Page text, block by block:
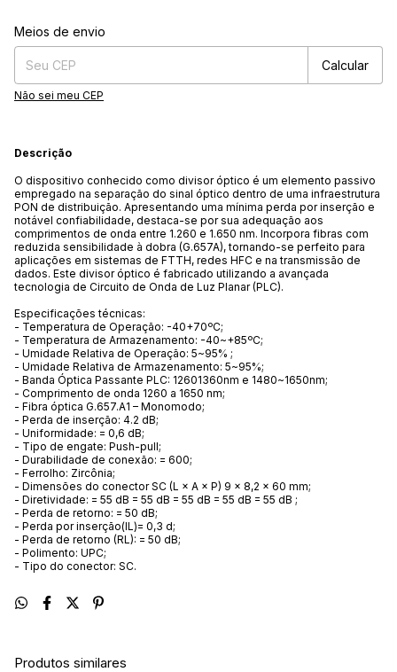
Entregas para o CEP:
Meios de envio
Calcular
Não sei meu CEP
Descrição
O dispositivo conhecido como divisor óptico é um elemento passivo
empregado na separação do sinal óptico dentro de uma infraestrutura
PON de distribuição. Apresentando uma mínima perda por inserção e
notável confiabilidade, destaca-se por sua adequação aos
comprimentos de onda entre 1.260 e 1.650 nm. Incorpora fibras com
reduzida sensibilidade à dobra (G.657A), tornando-se perfeito para
aplicações em sistemas de FTTH, redes HFC e na transmissão de
dados. Este divisor óptico é fabricado utilizando a avançada
tecnologia de Circuito de Onda de Luz Planar (PLC).
Especificações técnicas:
- Temperatura de Operação: -40+70ºC;
- Temperatura de Armazenamento: -40~+85ºC;
- Umidade Relativa de Operação: 5~95% ;
- Umidade Relativa de Armazenamento: 5~95%;
- Banda Óptica Passante PLC: 12601360nm e 1480~1650nm;
- Comprimento de onda 1260 a 1650 nm;
- Fibra óptica G.657.A1 – Monomodo;
- Perda de inserção: 4.2 dB;
- Uniformidade: = 0,6 dB;
- Tipo de engate: Push-pull;
- Durabilidade de conexão: = 600;
- Ferrolho: Zircônia;
- Dimensões do conector SC (L × A × P) 9 × 8,2 × 60 mm;
- Diretividade: = 55 dB = 55 dB = 55 dB = 55 dB = 55 dB ;
- Perda de retorno: = 50 dB;
- Perda por inserção(IL)= 0,3 d;
- Perda de retorno (RL): = 50 dB;
- Polimento: UPC;
- Tipo do conector: SC.
Produtos similares